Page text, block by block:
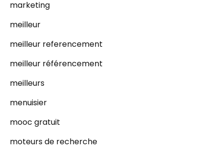
marketing
meilleur
meilleur referencement
meilleur référencement
meilleurs
menuisier
mooc gratuit
moteurs de recherche